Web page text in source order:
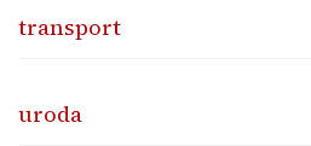
transport
uroda